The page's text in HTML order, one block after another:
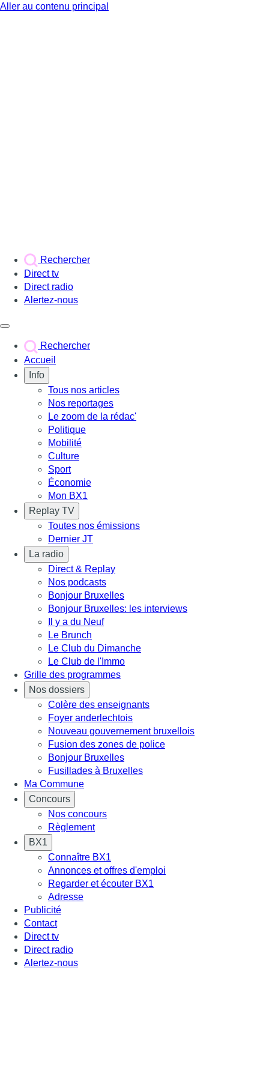
Aller au contenu principal
Rechercher
Direct tv
Direct radio
Alertez-nous
Rechercher
Accueil
Info
Tous nos articles
Nos reportages
Le zoom de la rédac'
Politique
Mobilité
Culture
Sport
Économie
Mon BX1
Replay TV
Toutes nos émissions
Dernier JT
La radio
Direct & Replay
Nos podcasts
Bonjour Bruxelles
Bonjour Bruxelles: les interviews
Il y a du Neuf
Le Brunch
Le Club du Dimanche
Le Club de l'Immo
Grille des programmes
Nos dossiers
Colère des enseignants
Foyer anderlechtois
Nouveau gouvernement bruxellois
Fusion des zones de police
Bonjour Bruxelles
Fusillades à Bruxelles
Ma Commune
Concours
Nos concours
Règlement
BX1
Connaître BX1
Annonces et offres d'emploi
Regarder et écouter BX1
Adresse
Publicité
Contact
Direct tv
Direct radio
Alertez-nous